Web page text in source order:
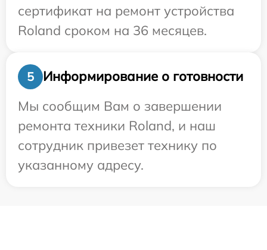
сертификат на ремонт устройства
Roland сроком на 36 месяцев.
5
Информирование о готовности
Мы сообщим Вам о завершении
ремонта техники Roland, и наш
сотрудник привезет технику по
указанному адресу.